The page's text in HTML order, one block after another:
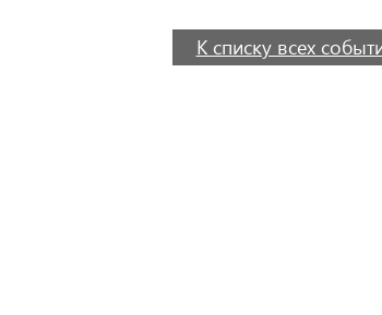
К списку всех